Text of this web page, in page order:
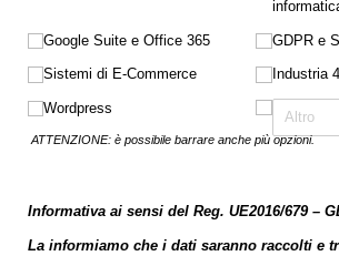
Google Suite e Office 365
Sistemi di E-Commerce
Wordpress
GDPR e
Industria
ATTENZIONE: è possibile barrare anche più opzioni.
Informativa ai sensi del Reg. UE2016/679 –
La informiamo che i dati saranno raccolti e